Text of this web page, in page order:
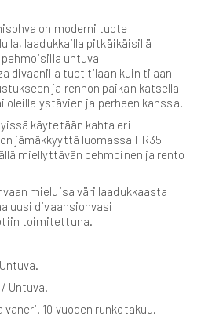
on moderni tuote
laadukkailla pitkäikäisillä
untuva
divaanilla tuot tilaan kuin tilaan
ja rennon paikan katsella
oleilla ystävien ja perheen kanssa.
käytetään kahta eri
jämäkkyyttä luomassa HR35
miellyttävän pehmoinen ja rento
mieluisa väri laadukkaasta
uusi divaansiohvasi
toimitettuna.
Untuva.
vaneri. 10 vuoden runkotakuu.